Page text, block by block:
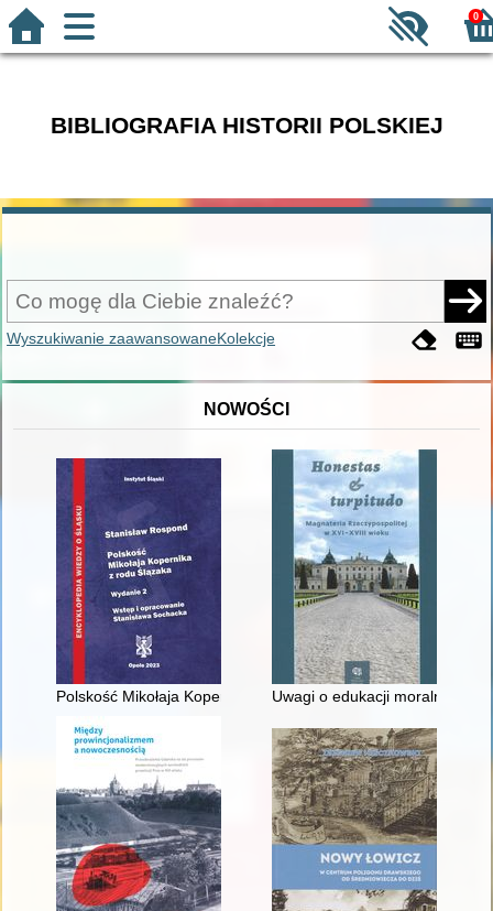
0
BIBLIOGRAFIA HISTORII POLSKIEJ
Wyszukiwanie zaawansowaneKolekcje
NOWOŚCI
Polskość Mikołaja Kopernika z rodu ŚlązakaUwagi o edukacji moralnej